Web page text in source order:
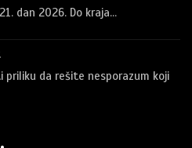
dan 2026. Do kraja…
priliku da rešite nesporazum koji